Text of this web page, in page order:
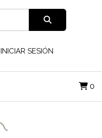
INICIAR SESIÓN
0